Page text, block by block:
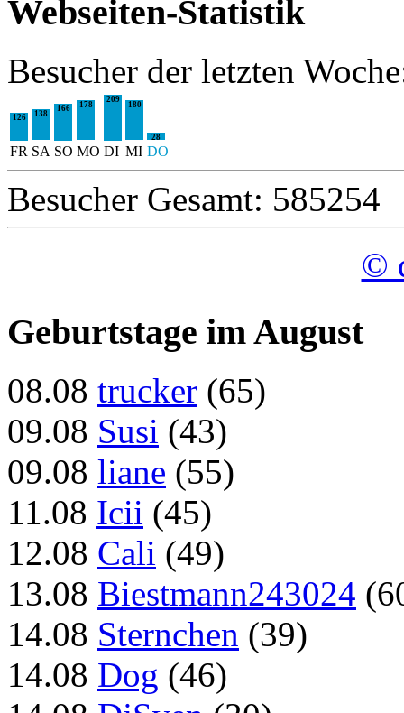
Webseiten-Statistik
Besucher der letzten
126 138
166 178
209
180
28
FR SA SO MO DI MI DO
Besucher Gesamt: 585254
©
Geburtstage im August
08.08 trucker (65)
09.08 Susi (43)
09.08 liane (55)
11.08 Icii (45)
12.08 Cali (49)
13.08 Biestmann243024
14.08 Sternchen (39)
14.08 Dog (46)